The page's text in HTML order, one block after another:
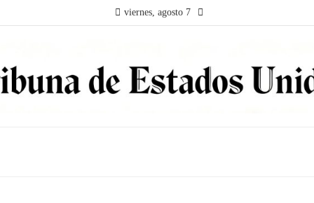
viernes, agosto 7